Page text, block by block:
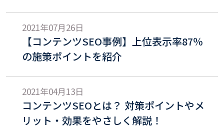
2021年07月26日
【コンテンツSEO事例】上位表示率87％
の施策ポイントを紹介
2021年04月13日
コンテンツSEOとは？ 対策ポイントやメ
リット・効果をやさしく解説！